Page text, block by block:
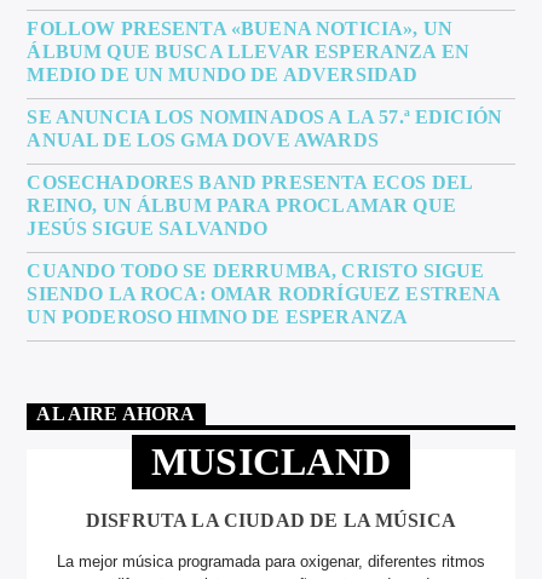
FOLLOW PRESENTA «BUENA NOTICIA», UN
ÁLBUM QUE BUSCA LLEVAR ESPERANZA EN
MEDIO DE UN MUNDO DE ADVERSIDAD
SE ANUNCIA LOS NOMINADOS A LA 57.ª EDICIÓN
ANUAL DE LOS GMA DOVE AWARDS
COSECHADORES BAND PRESENTA ECOS DEL
REINO, UN ÁLBUM PARA PROCLAMAR QUE
JESÚS SIGUE SALVANDO
CUANDO TODO SE DERRUMBA, CRISTO SIGUE
SIENDO LA ROCA: OMAR RODRÍGUEZ ESTRENA
UN PODEROSO HIMNO DE ESPERANZA
AL AIRE AHORA
MUSICLAND
DISFRUTA LA CIUDAD DE LA MÚSICA
La mejor música programada para oxigenar, diferentes ritmos